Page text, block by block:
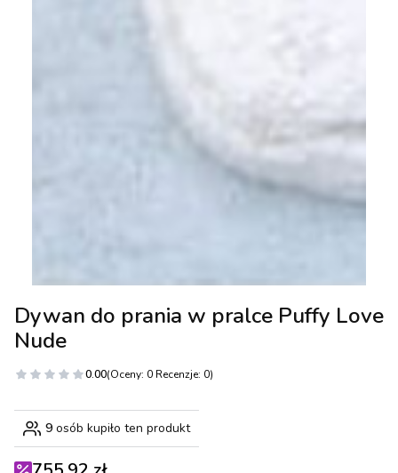
Dywan do prania w pralce Puffy Love
Nude
0.00(Oceny: 0 Recenzje: 0)
9 osób kupiło ten produkt